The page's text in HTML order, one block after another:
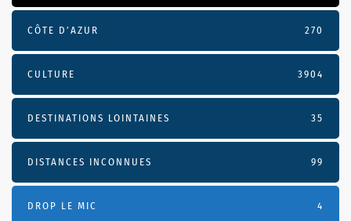
CÔTE D’AZUR 270
CULTURE 3904
DESTINATIONS LOINTAINES 35
DISTANCES INCONNUES 99
DROP LE MIC 4